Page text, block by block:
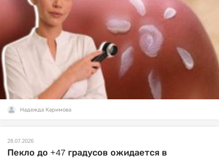
Надежда Каримова
28.07.2026
Пекло до +47 градусов ожидается в